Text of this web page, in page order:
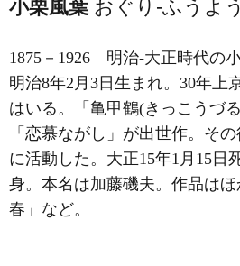
小栗風葉 おぐり-ふうよう
1875－1926 明治-大正時代の小
明治8年2月3日生まれ。30年上
はいる。「亀甲鶴(きっこうづ
「恋慕ながし」が出世作。そ
に活動した。大正15年1月15日
身。本名は加藤磯夫。作品は
春」など。